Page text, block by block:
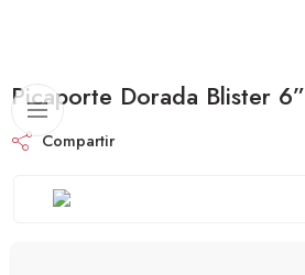
Picaporte Dorada Blister 6”
Compartir